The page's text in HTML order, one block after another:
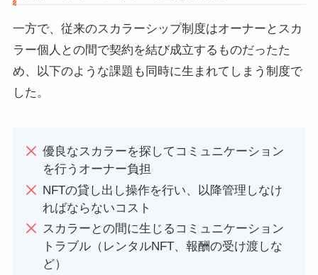
一方で、従来のスカラーシップ制度はオーナーとスカ
ラー個人との間で契約を結び成立するものだったた
め、以下のような課題も同時に生まれてしまう制度で
した。
優良なスカラーを探してコミュニケーション
を行うオーナー負担
NFTの貸し出し操作を行い、以降管理しなけ
ればならないコスト
スカラーとの間に生じるコミュニケーション
トラブル（レンタルNFT、報酬の受け渡しな
ど）